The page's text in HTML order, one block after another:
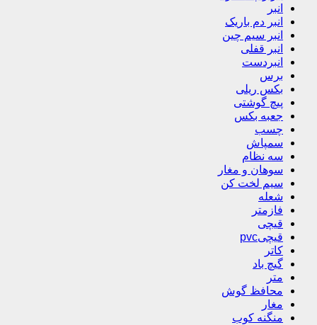
انبر
انبر دم باریک
انبر سیم چین
انبر قفلی
انبردست
برس
بکس ریلی
پیچ گوشتی
جعبه بکس
چسب
سمپاش
سه نظام
سوهان و مغار
سیم لخت کن
شعله
فازمتر
قیچی
قیچیpvc
کاتر
گیچ باد
متر
محافظ گوش
مغار
منگنه کوب